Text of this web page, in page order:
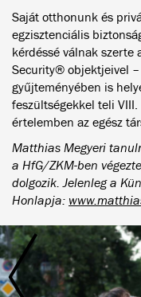
Saját otthonunk és
egzisztenciális
kérdéssé válnak szerte
Security® objektjeivel –
gyűjteményében is
feszültségekkel teli
értelemben az egész
Matthias Megyeri
a HfG/ZKM-ben
dolgozik. Jelenleg a
Honlapja: